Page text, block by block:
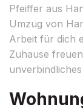
Pfeiffer aus
Umzug von
Arbeit für dich
Zuhause